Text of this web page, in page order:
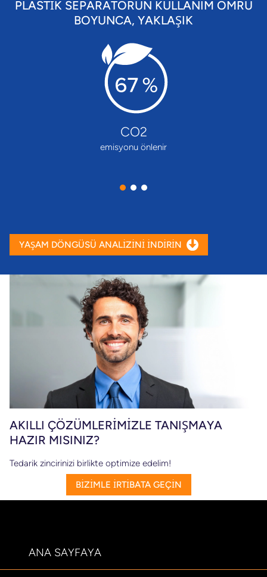
PLASTİK SEPARATÖRÜN KULLANIM ÖMRÜ
BOYUNCA, YAKLAŞIK
CO2
emisyonu önlenir
YAŞAM DÖNGÜSÜ ANALİZİNİ İNDİRİN
AKILLI ÇÖZÜMLERIMIZLE TANIŞMAYA
HAZIR MISINIZ?
Tedarik zincirinizi birlikte optimize edelim!
BİZİMLE İRTİBATA GEÇİN
ANA SAYFAYA